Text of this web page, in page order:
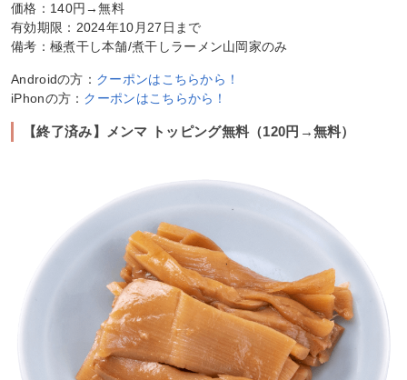
価格：140円→無料
有効期限：2024年10月27日まで
備考：極煮干し本舗/煮干しラーメン山岡家のみ
Androidの方： クーポンはこちらから！
iPhonの方： クーポンはこちらから！
【終了済み】メンマ トッピング無料（120円→無料）